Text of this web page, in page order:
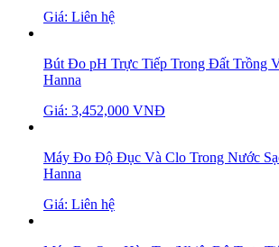
Giá: Liên hệ
Bút Đo pH Trực Tiếp Trong Đất Trồng
Hanna
Giá: 3,452,000 VNĐ
Máy Đo Độ Đục Và Clo Trong Nước
Hanna
Giá: Liên hệ